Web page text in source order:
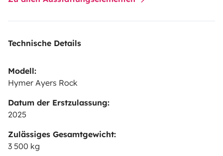
Technische Details
Modell:
Hymer Ayers Rock
Datum der Erstzulassung:
2025
Zulässiges Gesamtgewicht:
3 500 kg